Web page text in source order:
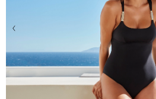
‹